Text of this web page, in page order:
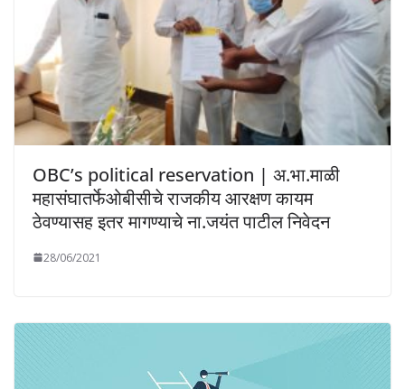
OBC’s political reservation | अ.भा.माळी
महासंघातर्फेओबीसीचे राजकीय आरक्षण कायम
ठेवण्यासह इतर मागण्याचे ना.जयंत पाटील निवेदन
28/06/2021